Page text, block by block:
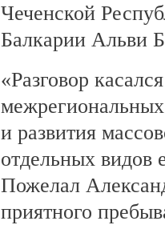
Чеченской
Балкарии Альви
«Разговор
и развития
отдельных видов
Пожелал
приятного